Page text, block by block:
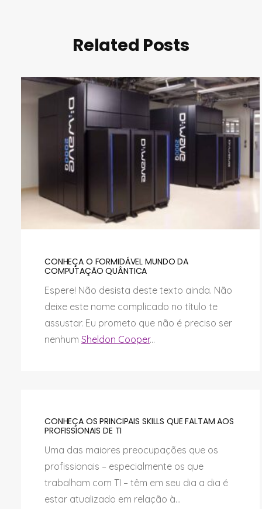
Related Posts
CONHEÇA O FORMIDÁVEL MUNDO DA
COMPUTAÇÃO QUÂNTICA
Espere! Não desista deste texto ainda. Não
deixe este nome complicado no título te
assustar. Eu prometo que não é preciso ser
nenhum Sheldon Cooper...
CONHEÇA OS PRINCIPAIS SKILLS QUE FALTAM AOS
PROFISSIONAIS DE TI
Uma das maiores preocupações que os
profissionais – especialmente os que
trabalham com TI – têm em seu dia a dia é
estar atualizado em relação à...